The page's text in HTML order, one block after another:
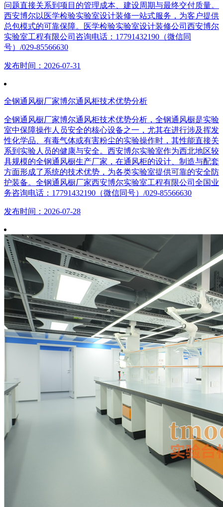
问题直接关系到项目的管理成本、建设周期与最终交付质量。
西安博尔以医学检验实验室设计装修一站式服务，为客户提供
总包模式的可靠保障。医学检验实验室设计装修公司西安博尔
实验室工程有限公司咨询电话：17791432190（微信同
号）/029-85566630
发布时间：2026-07-31
全钢通风橱厂家博尔通风柜技术优势分析
全钢通风橱厂家博尔通风柜技术优势分析，全钢通风橱是实验
室中保障操作人员安全的核心设备之一，尤其在进行涉及挥发
性化学品、有毒气体或有害粉尘的实验操作时，其性能直接关
系到实验人员的健康与安全。西安博尔实验室作为西北地区较
具规模的全钢通风橱生产厂家，在通风柜的设计、制造与配套
方面形成了系统的技术优势，为各类实验室提供可靠的安全防
护装备。全钢通风橱厂家西安博尔实验室工程有限公司全国业
务咨询电话：17791432190（微信同号）/029-85566630
发布时间：2026-07-28